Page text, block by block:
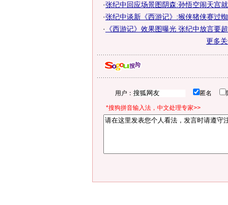
·张纪中回应场景图阴森:孙悟空闹天宫
·张纪中谈新《西游记》:猴侠猪侠赛过
·
《西游记》效果图曝光 张纪中放言要
更多
用户： 匿名
*搜狗拼音输入法，中文处理专家>>